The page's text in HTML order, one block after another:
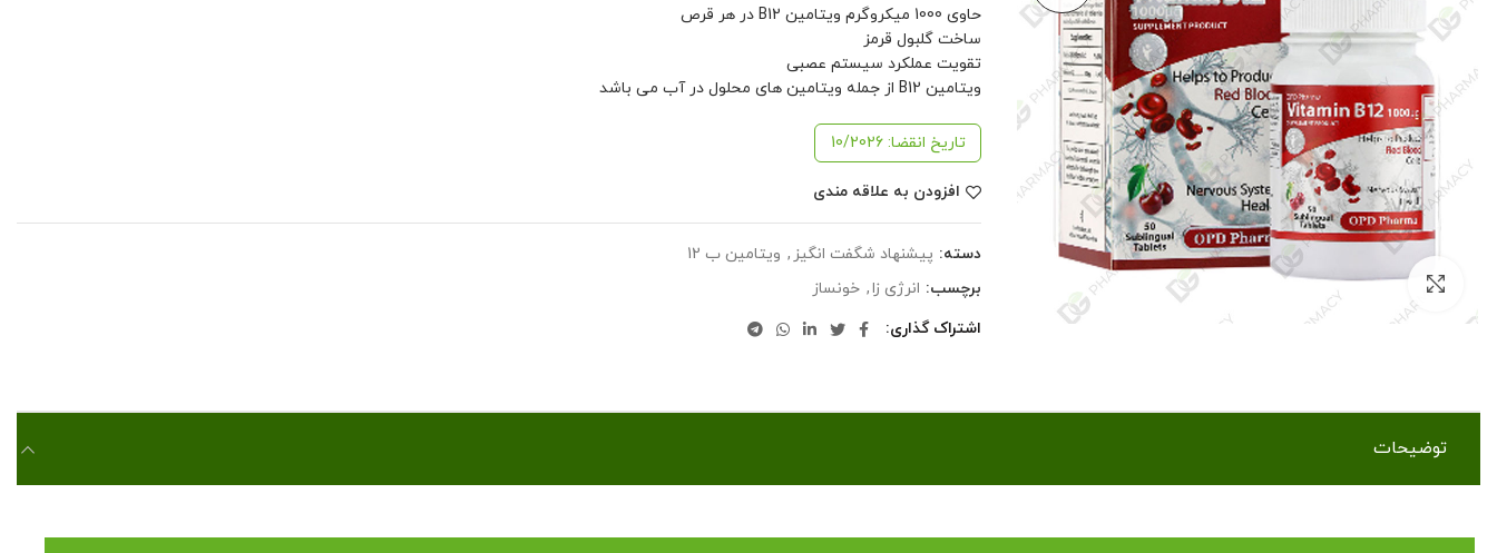
بزرگنمایی تصویر
حاوی 1000 میکروگرم ویتامین B12 در هر قرص
ساخت گلبول قرمز
تقویت عملکرد سیستم عصبی
ویتامین B12 از جمله ویتامین های محلول در آب می باشد
تاریخ انقضا: 10/2026
افزودن به علاقه مندی
دسته: پیشنهاد شگفت انگیز , ویتامین ب 12
برچسب: انرژی زا, خونساز
اشتراک گذاری
توضیحات